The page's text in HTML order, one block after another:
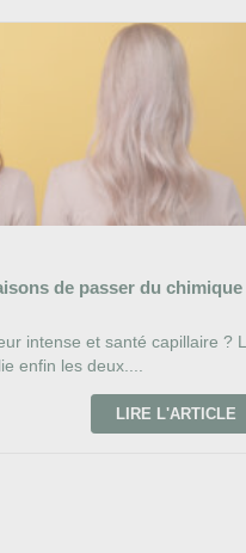
de passer du chimique
intense et santé capillaire ?
enfin les deux....
LIRE L'ARTICLE